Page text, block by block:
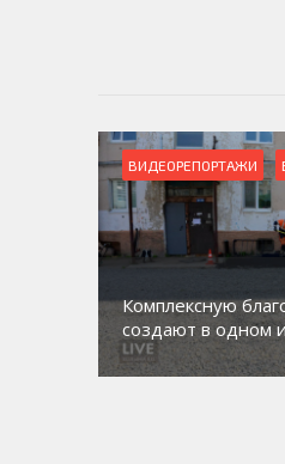
ВИДЕОРЕПОРТАЖИ
Комплексную
создают в одном